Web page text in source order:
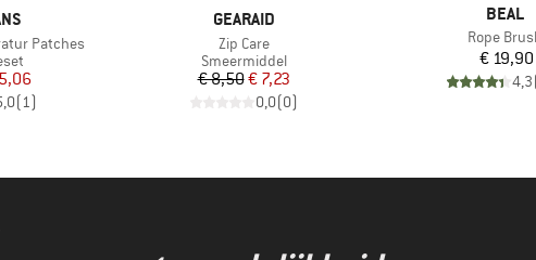
Patches
prijs
(1)
MERK
GEARAID
Artikel
Zip Care
Productgroep
Smeermiddel
Prijs
€ 8,50Verlaagde prijs
€ 7,23
0,0(0)
MERK
BEAL
Artikel
Rope
Prijs
€ 19,90
4,3